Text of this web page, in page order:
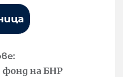
фонд на БНР